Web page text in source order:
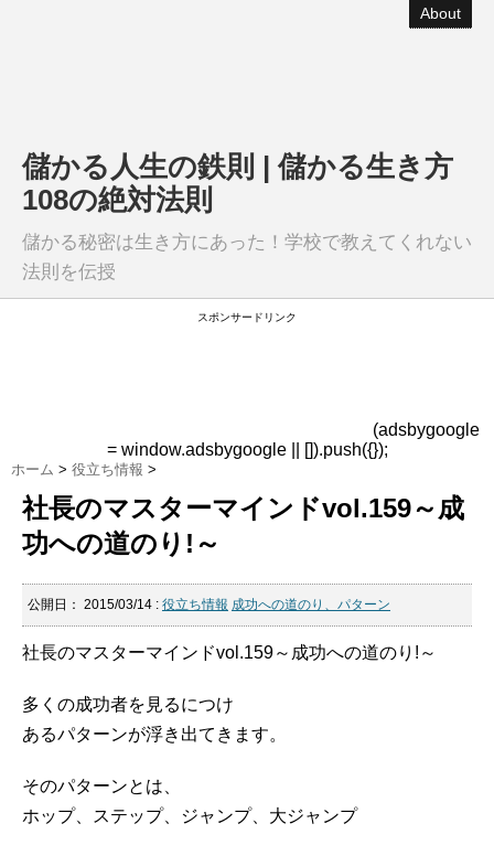
About
儲かる人生の鉄則 | 儲かる生き方
108の絶対法則
儲かる秘密は生き方にあった！学校で教えてくれない
法則を伝授
スポンサードリンク
(adsbygoogle
= window.adsbygoogle || []).push({});
ホーム > 役立ち情報 >
社長のマスターマインドvol.159～成
功への道のり!～
公開日： 2015/03/14 : 役立ち情報 成功への道のり、パターン
社長のマスターマインドvol.159～成功への道のり!～
多くの成功者を見るにつけ
あるパターンが浮き出てきます。
そのパターンとは、
ホップ、ステップ、ジャンプ、大ジャンプ